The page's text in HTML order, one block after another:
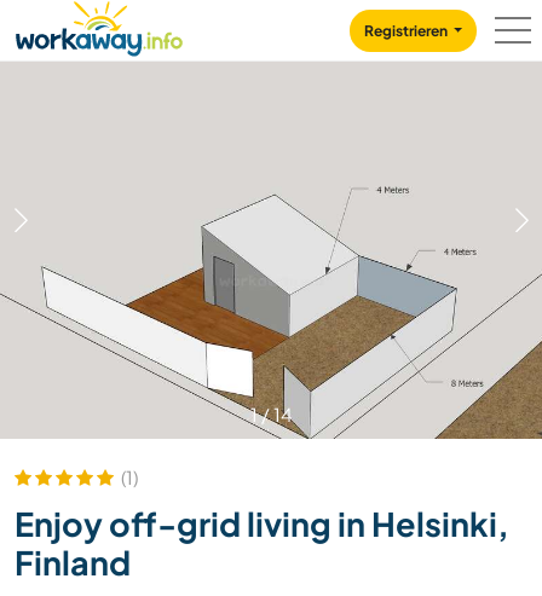
CONTENT
MAIN NAVIGATION
Registrieren
1/14
(1)
Enjoy off-grid living in Helsinki,
Finland